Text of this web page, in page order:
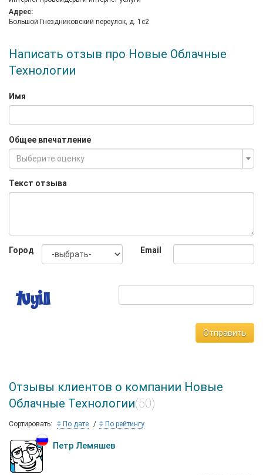
Адрес:
Большой Гнездниковский переулок, д. 1c2
Написать отзыв про Новые Облачные
Технологии
Имя
Общее впечатление
Выберите оценку
Текст отзыва
Город Email
Отправить
Отзывы клиентов о компании Новые
Облачные Технологии(50)
Сортировать: По дате По рейтингу
Петр Лемяшев